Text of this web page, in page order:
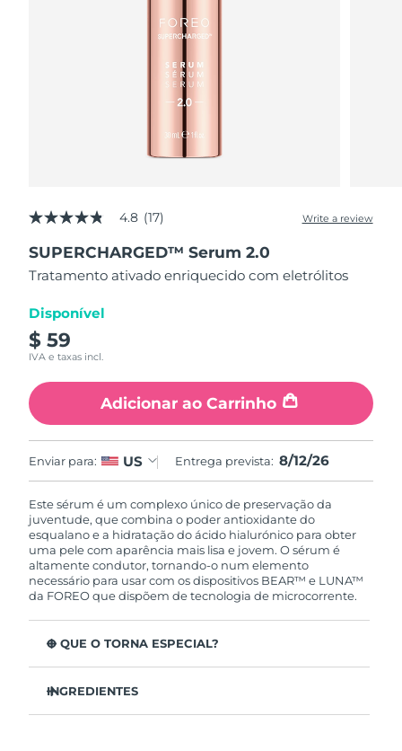
4.8
of
5
stars,
rating
value.
Read
17
Same
page
link.
4.8 (17) Write a review
SUPERCHARGED™ Serum 2.0
Tratamento ativado enriquecido com eletrólitos
Disponível
$ 59
IVA e taxas incl.
Adicionar ao Carrinho
Enviar para: US Entrega prevista: 8/12/26
Este sérum é um complexo único de preservação da
juventude, que combina o poder antioxidante do
esqualano e a hidratação do ácido hialurónico para obter
uma pele com aparência mais lisa e jovem. O sérum é
altamente condutor, tornando-o num elemento
necessário para usar com os dispositivos BEAR™ e LUNA™
da FOREO que dispõem de tecnologia de microcorrente.
O QUE O TORNA ESPECIAL?
colagénio.
Clinicamente testado que estimula a hidratação da pele
INGREDIENTES